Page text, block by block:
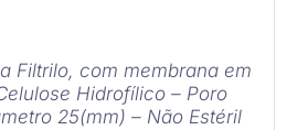
Filtrilo, com membrana em
Hidrofílico – Poro
25(mm) – Não Estéril